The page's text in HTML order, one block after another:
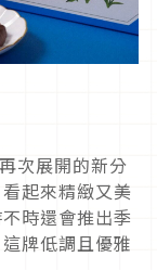
次展開的新分
起來精緻又美
時還會推出季
牌低調且優雅